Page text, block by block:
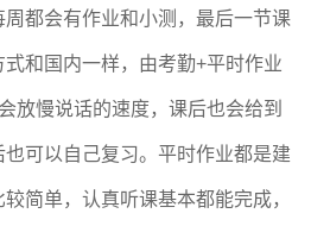
都会有作业和小测，最后一节课
和国内一样，由考勤+平时作业
放慢说话的速度，课后也会给到
可以自己复习。平时作业都是建
简单，认真听课基本都能完成，